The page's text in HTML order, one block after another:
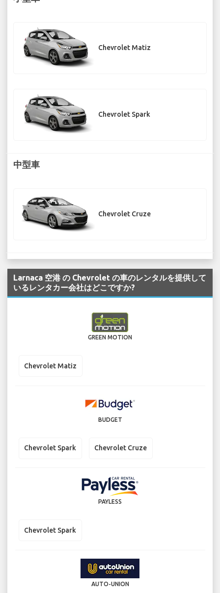
Chevrolet Matiz
Chevrolet Spark
中型車
Chevrolet Cruze
Larnaca 空港 の Chevrolet の車のレンタルを提供して
いるレンタカー会社はどこですか?
GREEN MOTION
Chevrolet Matiz
BUDGET
Chevrolet Spark Chevrolet Cruze
PAYLESS
Chevrolet Spark
AUTO-UNION